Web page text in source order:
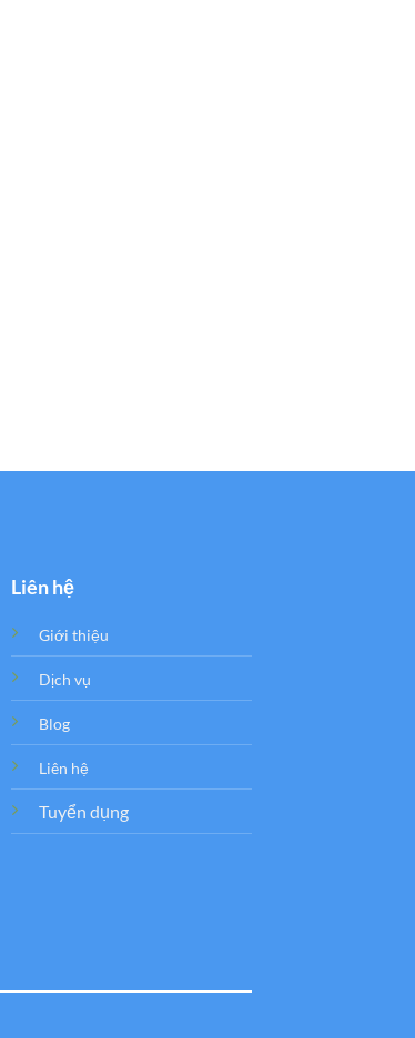
Liên hệ
Giới thiệu
Dịch vụ
Blog
Liên hệ
Tuyển dụng